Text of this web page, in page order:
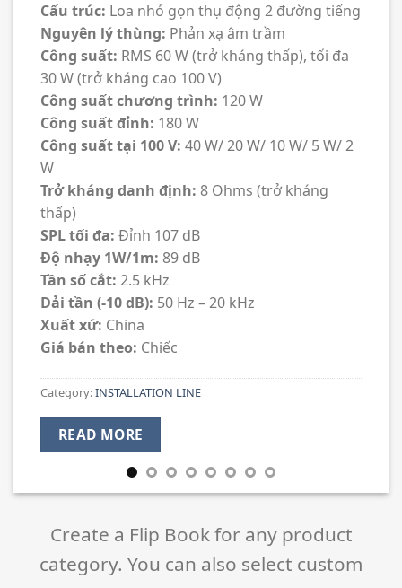
Cấu trúc: Loa nhỏ gọn thụ động 2 đường tiếng
Nguyên lý thùng: Phản xạ âm trầm
Công suất: RMS 60 W (trở kháng thấp), tối đa
30 W (trở kháng cao 100 V)
Công suất chương trình: 120 W
Công suất đỉnh: 180 W
Công suất tại 100 V: 40 W/ 20 W/ 10 W/ 5 W/ 2
W
Trở kháng danh định: 8 Ohms (trở kháng
thấp)
SPL tối đa: Đỉnh 107 dB
Độ nhạy 1W/1m: 89 dB
Tần số cắt: 2.5 kHz
Dải tần (-10 dB): 50 Hz – 20 kHz
Xuất xứ: China
Giá bán theo: Chiếc
Category:INSTALLATION LINE
READ MORE
Create a Flip Book for any product
category. You can also select custom